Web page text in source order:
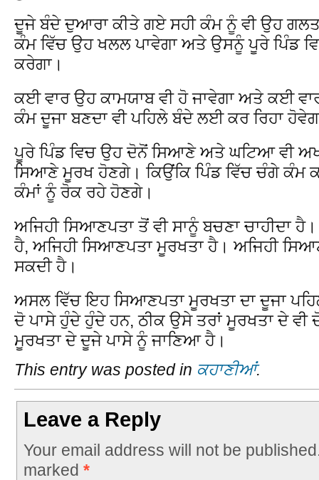
ਦੂਜੇ ਬੰਦੇ ਦੁਆਰਾ ਕੀਤੇ ਗਏ ਸਹੀ ਕੰਮ ਨੂੰ ਵੀ ਉਹ
ਕੰਮ ਵਿੱਚ ਉਹ ਖਲਲ ਪਾਵੇਗਾ ਅਤੇ ਉਸਨੂੰ ਪੂਰੇ ਪਿੰਡ
ਕਰੇਗਾ।
ਕਈ ਵਾਰ ਉਹ ਕਾਮਯਾਬ ਵੀ ਹੋ ਜਾਵੇਗਾ ਅਤੇ ਕਈ
ਕੰਮ ਦੂਜਾ ਬਣਦਾ ਵੀ ਪਹਿਲੇ ਬੰਦੇ ਲਈ ਕਰ ਰਿਹਾ
ਪੂਰੇ ਪਿੰਡ ਵਿਚ ਉਹ ਦੋਨੋਂ ਸਿਆਣੇ ਅਤੇ ਘਟਿਆ ਵੀ
ਸਿਆਣੇ ਮੂਰਖ ਹੋਣਗੇ। ਕਿਉਂਕਿ ਪਿੰਡ ਵਿੱਚ ਚੰਗੇ ਕੰਮ
ਕੰਮਾਂ ਨੂੰ ਰੋਕ ਰਹੇ ਹੋਣਗੇ।
ਅਜਿਹੀ ਸਿਆਣਪਤਾ ਤੋਂ ਵੀ ਸਾਨੂੰ ਬਚਣਾ ਚਾਹੀਦਾ
ਹੈ, ਅਜਿਹੀ ਸਿਆਣਪਤਾ ਮੂਰਖਤਾ ਹੈ। ਅਜਿਹੀ
ਸਕਦੀ ਹੈ।
ਅਸਲ ਵਿੱਚ ਇਹ ਸਿਆਣਪਤਾ ਮੂਰਖਤਾ ਦਾ ਦੂਜਾ
ਦੋ ਪਾਸੇ ਹੁੰਦੇ ਹੁੰਦੇ ਹਨ, ਠੀਕ ਉਸੇ ਤਰਾਂ ਮੂਰਖਤਾ ਦੇ
ਮੂਰਖਤਾ ਦੇ ਦੂਜੇ ਪਾਸੇ ਨੂੰ ਜਾਣਿਆ ਹੈ।
This entry was posted in ਕਹਾਣੀਆਂ.
Leave a Reply
Your email address will not be
marked *